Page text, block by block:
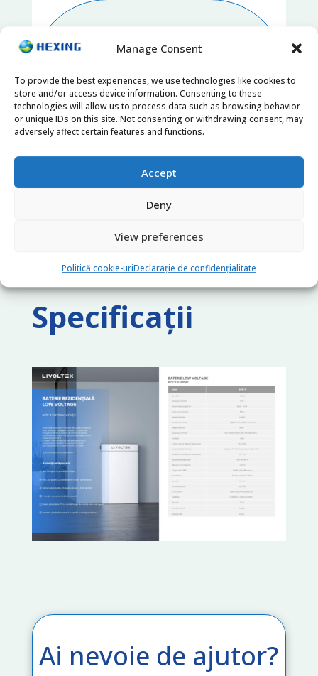
Manage Consent
To provide the best experiences, we use technologies like cookies to
store and/or access device information. Consenting to these
technologies will allow us to process data such as browsing behavior
or unique IDs on this site. Not consenting or withdrawing consent, may
adversely affect certain features and functions.
Accept
Deny
View preferences
Politică cookie-uriDeclarație de confidențialitate
Flexible Integration
Specificații
Ai nevoie de ajutor?